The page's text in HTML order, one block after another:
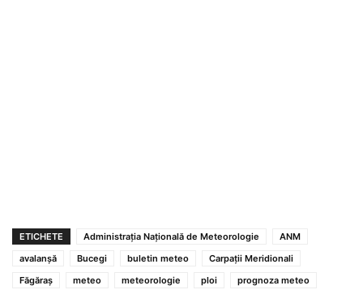
ETICHETE Administrația Națională de Meteorologie
ANM
avalanșă
Bucegi buletin meteo
Carpații Meridionali
Făgăraș
meteo meteorologie ploi prognoza meteo